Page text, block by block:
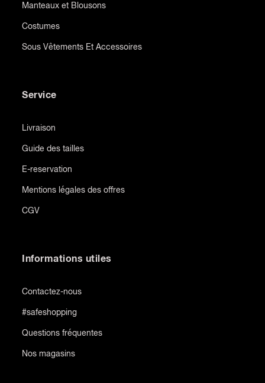
Manteaux et Blousons
Costumes
Sous Vêtements Et Accessoires
Service
Livraison
Guide des tailles
E-reservation
Mentions légales des offres
CGV
Informations utiles
Contactez-nous
#safeshopping
Questions fréquentes
Nos magasins